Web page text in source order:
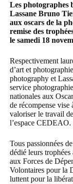
Les photographes
Lassane Bruno
aux oscars de la
remise des
le samedi 18
Respectivement
d’art et
photography et
service
nationales aux
de récompense vise
valoriser le travail
l’espace CEDEAO.
Tous passionnées
dédié leurs
aux Forces de
Volontaires pour la
luttent pour la